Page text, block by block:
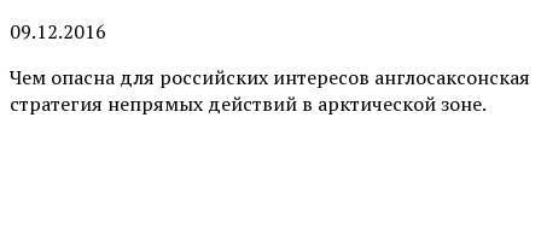
09.12.2016
Чем опасна для российских интересов англосаксонская
стратегия непрямых действий в арктической зоне.